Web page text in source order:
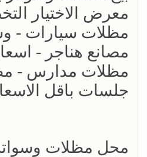
معرض الاختيار
مظلات سيارات -
مصانع هناجر -
مظلات مدارس -
جلسات باقل
محل مظلات